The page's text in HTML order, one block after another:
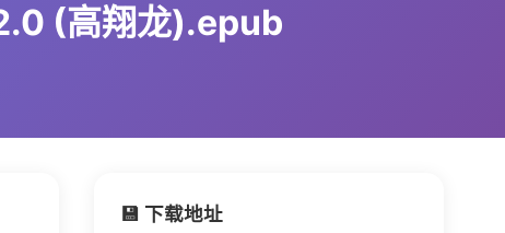
(高翔龙).epub
💾 下载地址